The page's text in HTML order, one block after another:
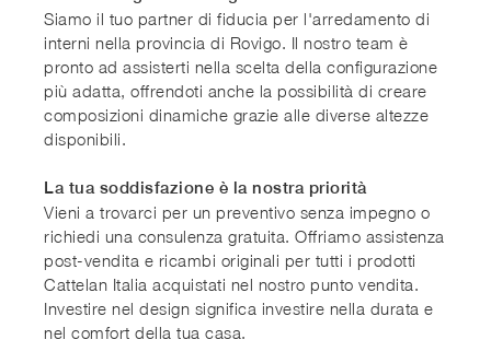
Siamo il tuo partner di fiducia per l'arredamento di
interni nella provincia di Rovigo. Il nostro team è
pronto ad assisterti nella scelta della configurazione
più adatta, offrendoti anche la possibilità di creare
composizioni dinamiche grazie alle diverse altezze
disponibili.
La tua soddisfazione è la nostra priorità
Vieni a trovarci per un preventivo senza impegno o
richiedi una consulenza gratuita. Offriamo assistenza
post-vendita e ricambi originali per tutti i prodotti
Cattelan Italia acquistati nel nostro punto vendita.
Investire nel design significa investire nella durata e
nel comfort della tua casa.